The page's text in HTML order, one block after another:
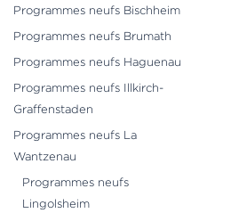
Programmes neufs Bischheim
Programmes neufs Brumath
Programmes neufs Haguenau
Programmes neufs Illkirch-
Graffenstaden
Programmes neufs La
Wantzenau
Programmes neufs
Lingolsheim